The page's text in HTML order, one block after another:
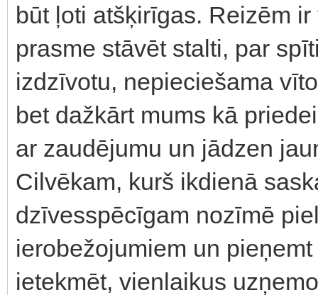
būt ļoti atšķirīgas. Reizēm
prasme stāvēt stalti, par
izdzīvotu, nepieciešama
bet dažkārt mums kā
ar zaudējumu un jādzen
Cilvēkam, kurš ikdienā
dzīvesspēcīgam nozīmē
ierobežojumiem un
ietekmēt, vienlaikus